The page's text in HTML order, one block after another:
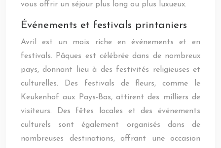
vous offrir un séjour plus long ou plus luxueux.
Événements et festivals printaniers
Avril est un mois riche en événements et en
festivals. Pâques est célébrée dans de nombreux
pays, donnant lieu à des festivités religieuses et
culturelles. Des festivals de fleurs, comme le
Keukenhof aux Pays-Bas, attirent des milliers de
visiteurs. Des fêtes locales et des événements
culturels sont également organisés dans de
nombreuses destinations, offrant une occasion